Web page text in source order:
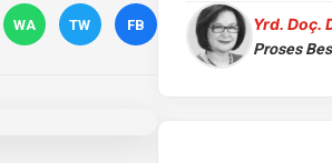
WA TW FB Yrd. Doç.
Proses